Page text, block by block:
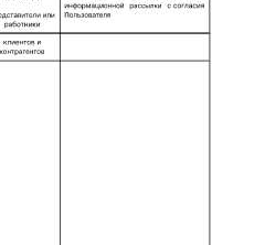
достоверность
за
данных, в
является
и